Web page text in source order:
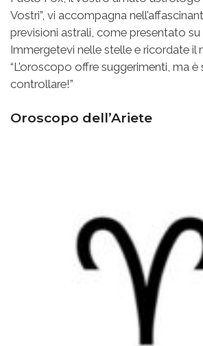
Vostri”, vi accompagna
previsioni astrali, come presentato
Immergetevi nelle stelle e ricordate il
“L’oroscopo offre suggerimenti, ma è
controllare!”
Oroscopo dell’Ariete